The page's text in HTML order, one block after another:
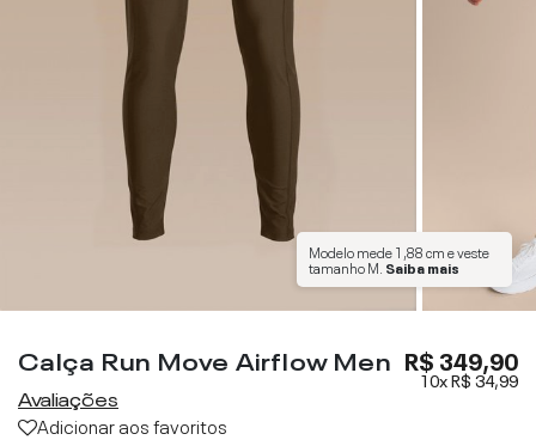
Modelo mede1,88 cme veste
tamanhoM Saiba mais
Calça Run Move Airflow Men
Avaliações
Adicionar aos favoritos
R$ 349,90
10xR$ 34,99